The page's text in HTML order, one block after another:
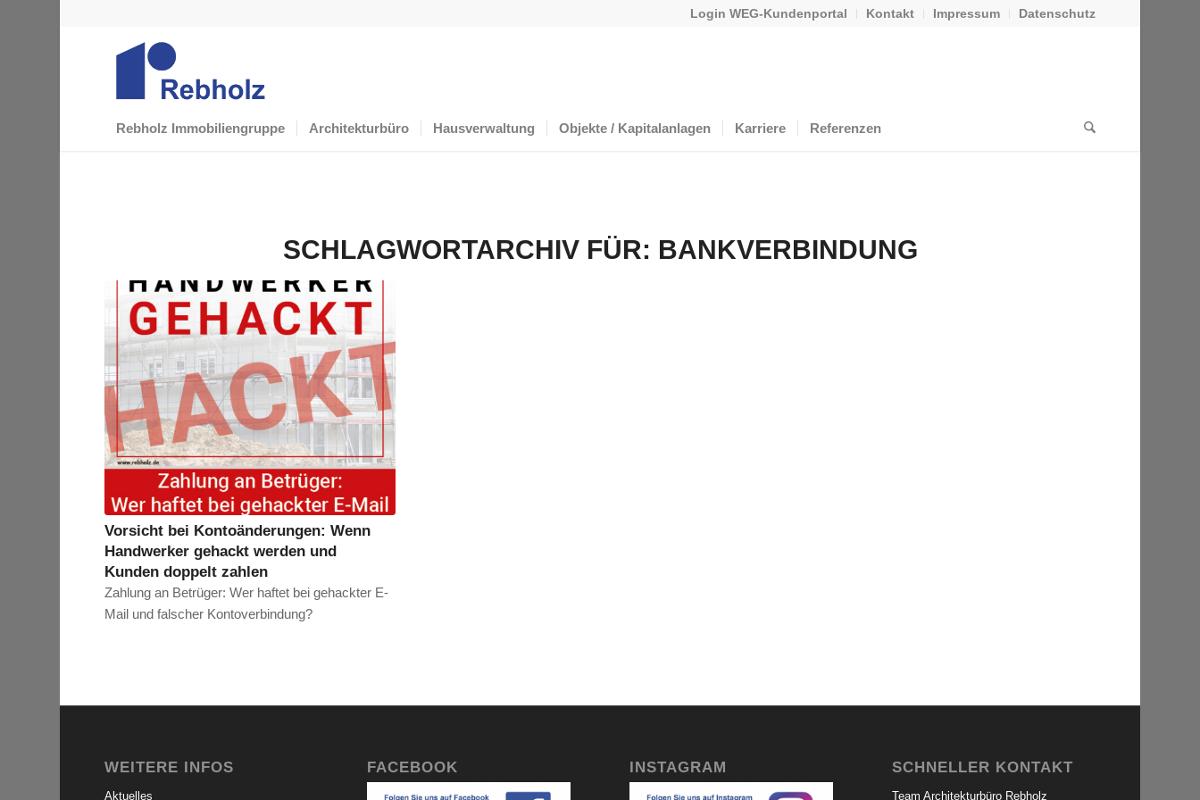
Login WEG-Kundenportal Kontakt Impressum Datenschutz
Rebholz Immobiliengruppe Architekturbüro Hausverwaltung Objekte / Kapitalanlagen Karriere Referenzen
SCHLAGWORTARCHIV FÜR: BANKVERBINDUNG
Vorsicht bei Kontoänderungen: Wenn
Handwerker gehackt werden und
Kunden doppelt zahlen
Zahlung an Betrüger: Wer haftet bei gehackter E-
Mail und falscher Kontoverbindung?
WEITERE INFOS
Aktuelles
FACEBOOK INSTAGRAM SCHNELLER KONTAKT
Team Architekturbüro Rebholz